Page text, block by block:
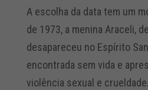
A escolha da data tem um
de 1973, a menina Araceli,
desapareceu no Espírito
encontrada sem vida e
violência sexual e